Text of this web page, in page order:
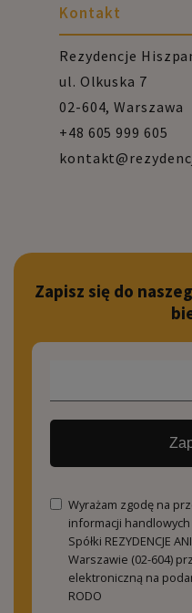
Kontakt
Rezydencje
ul. Olkuska 7
02-604, Warszawa
+48 605 999 605
Zapisz się do
Wyrażam zgodę na
informacji
Spółki REZYDENCJE
Warszawie (02-604)
elektroniczną na
RODO